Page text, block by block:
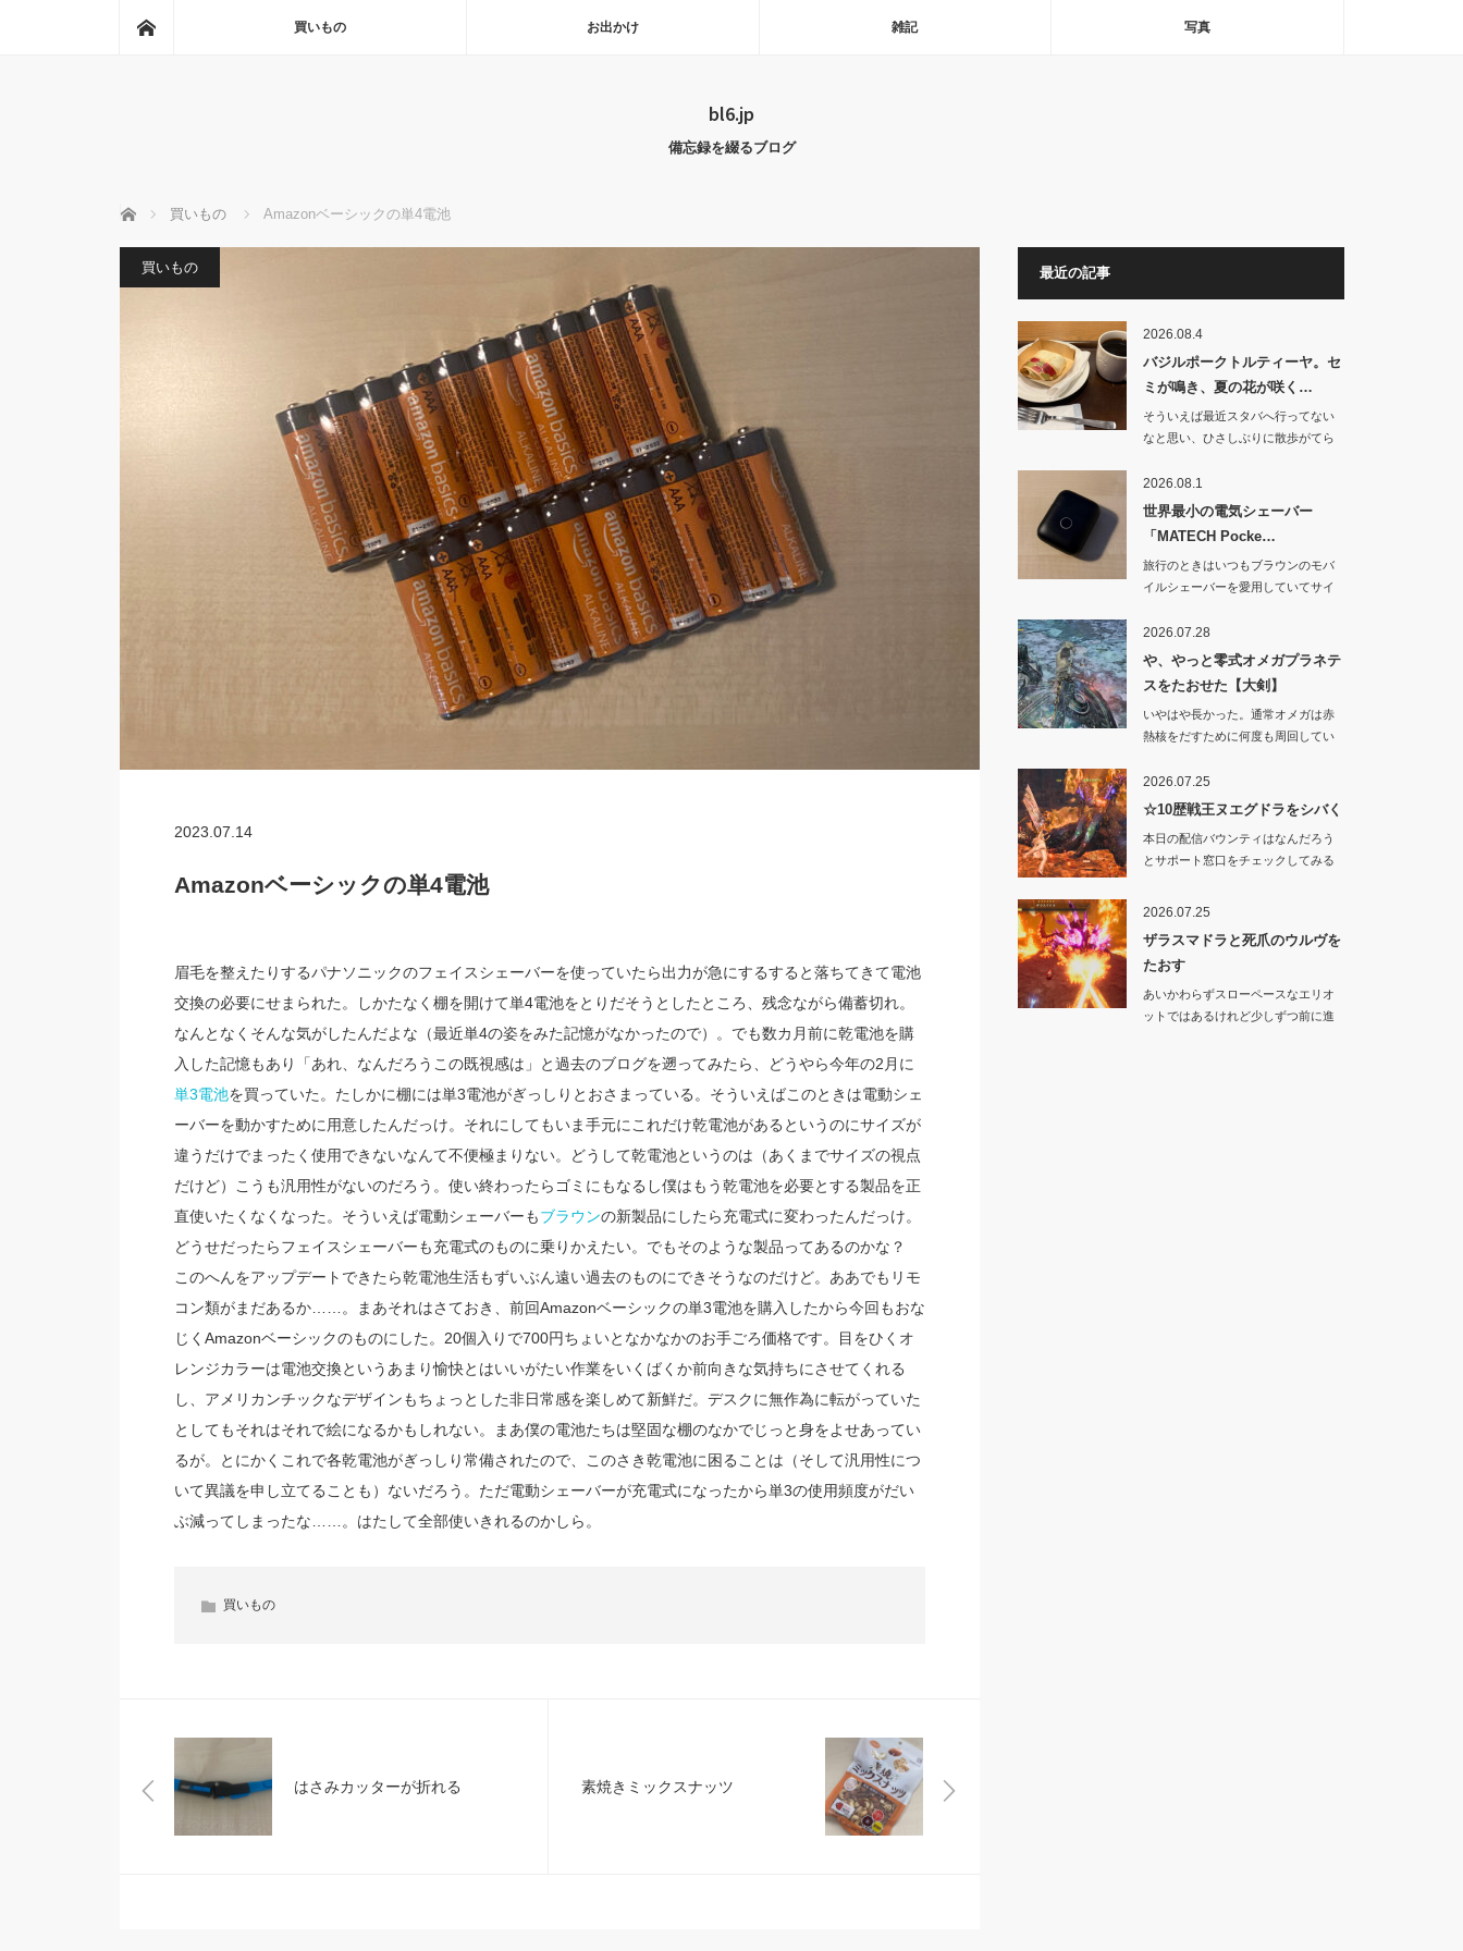
買いもの お出かけ 雑記 写真
bl6.jp
備忘録を綴るブログ
ホーム 買いもの Amazonベーシックの単4電池
買いもの
2023.07.14
Amazonベーシックの単4電池
眉毛を整えたりするパナソニックのフェイスシェーバーを使っていたら出力が急にするすると落ちてきて電池
交換の必要にせまられた。しかたなく棚を開けて単4電池をとりだそうとしたところ、残念ながら備蓄切れ。
なんとなくそんな気がしたんだよな（最近単4の姿をみた記憶がなかったので）。でも数カ月前に乾電池を購
入した記憶もあり「あれ、なんだろうこの既視感は」と過去のブログを遡ってみたら、どうやら今年の2月に
単3電池を買っていた。たしかに棚には単3電池がぎっしりとおさまっている。そういえばこのときは電動シェ
ーバーを動かすために用意したんだっけ。それにしてもいま手元にこれだけ乾電池があるというのにサイズが
違うだけでまったく使用できないなんて不便極まりない。どうして乾電池というのは（あくまでサイズの視点
だけど）こうも汎用性がないのだろう。使い終わったらゴミにもなるし僕はもう乾電池を必要とする製品を正
直使いたくなくなった。そういえば電動シェーバーもブラウンの新製品にしたら充電式に変わったんだっけ。
どうせだったらフェイスシェーバーも充電式のものに乗りかえたい。でもそのような製品ってあるのかな？
このへんをアップデートできたら乾電池生活もずいぶん遠い過去のものにできそうなのだけど。ああでもリモ
コン類がまだあるか……。まあそれはさておき、前回Amazonベーシックの単3電池を購入したから今回もおな
じくAmazonベーシックのものにした。20個入りで700円ちょいとなかなかのお手ごろ価格です。目をひくオ
レンジカラーは電池交換というあまり愉快とはいいがたい作業をいくばくか前向きな気持ちにさせてくれる
し、アメリカンチックなデザインもちょっとした非日常感を楽しめて新鮮だ。デスクに無作為に転がっていた
としてもそれはそれで絵になるかもしれない。まあ僕の電池たちは堅固な棚のなかでじっと身をよせあってい
るが。とにかくこれで各乾電池がぎっしり常備されたので、このさき乾電池に困ることは（そして汎用性につ
いて異議を申し立てることも）ないだろう。ただ電動シェーバーが充電式になったから単3の使用頻度がだい
ぶ減ってしまったな……。はたして全部使いきれるのかしら。
買いもの
はさみカッターが折れる 素焼きミックスナッツ
最近の記事
2026.08.4
バジルポークトルティーヤ。セ
ミが鳴き、夏の花が咲く…
そういえば最近スタバへ行ってない
なと思い、ひさしぶりに散歩がてら
2026.08.1
世界最小の電気シェーバー
「MATECH Pocke…
旅行のときはいつもブラウンのモバ
イルシェーバーを愛用していてサイ
2026.07.28
や、やっと零式オメガプラネテ
スをたおせた【大剣】
いやはや長かった。通常オメガは赤
熱核をだすために何度も周回してい
2026.07.25
☆10歴戦王ヌエグドラをシバく
本日の配信バウンティはなんだろう
とサポート窓口をチェックしてみる
2026.07.25
ザラスマドラと死爪のウルヴを
たおす
あいかわらずスローペースなエリオ
ットではあるけれど少しずつ前に進